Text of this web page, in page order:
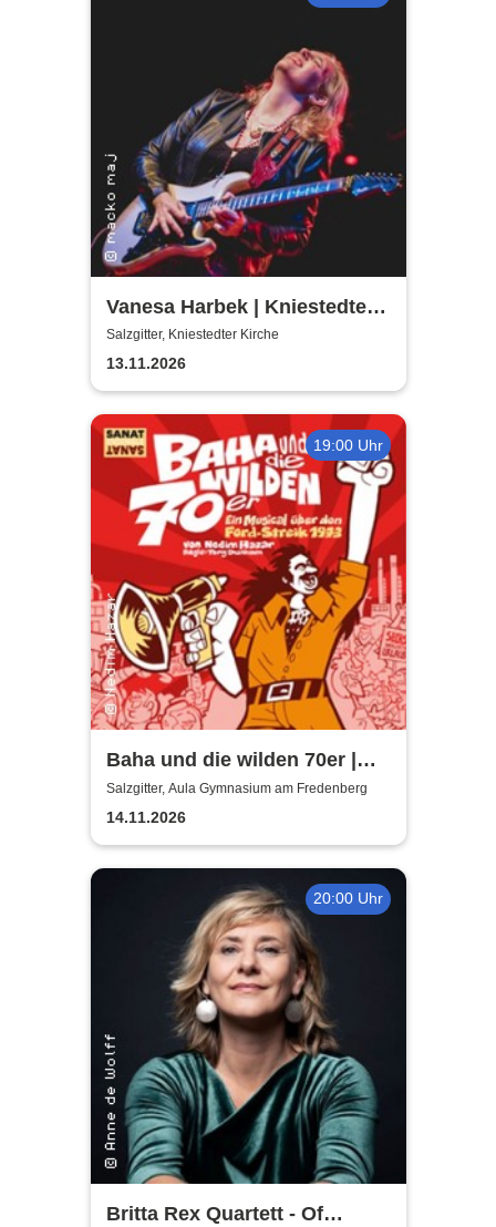
Vanesa Harbek | Kniestedter
Kirche
Salzgitter, Kniestedter Kirche
13.11.2026
19:00 Uhr
Baha und die wilden 70er |
Aula Gymnasium am
Fredenberg
Salzgitter, Aula Gymnasium am Fredenberg
14.11.2026
20:00 Uhr
Britta Rex Quartett - Of